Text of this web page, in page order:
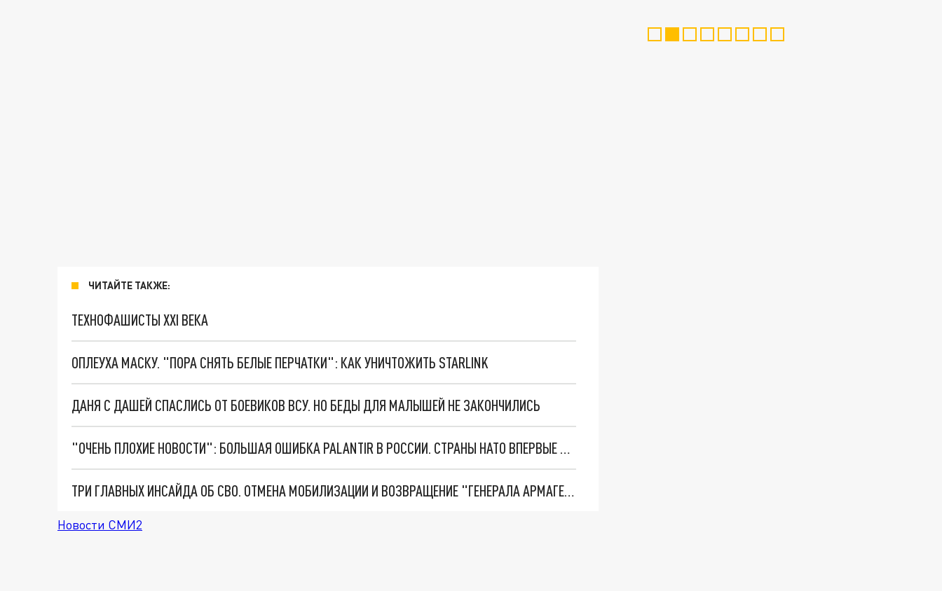
ЧИТАЙТЕ ТАКЖЕ:
ТЕХНОФАШИСТЫ XXI ВЕКА
ОПЛЕУХА МАСКУ. "ПОРА СНЯТЬ БЕЛЫЕ ПЕРЧАТКИ": КАК УНИЧТОЖИТЬ STARLINK
ДАНЯ С ДАШЕЙ СПАСЛИСЬ ОТ БОЕВИКОВ ВСУ. НО БЕДЫ ДЛЯ МАЛЫШЕЙ НЕ ЗАКОНЧИЛИСЬ
"ОЧЕНЬ ПЛОХИЕ НОВОСТИ": БОЛЬШАЯ ОШИБКА PALANTIR В РОССИИ. СТРАНЫ НАТО ВПЕРВЫЕ ЗА СВО ОСТАНОВИЛИ ПОСТАВКИ ОРУЖИЯ. ВСУ ТЕРЯЮТ ПРИГРАНИЧЬЕ?
ТРИ ГЛАВНЫХ ИНСАЙДА ОБ СВО. ОТМЕНА МОБИЛИЗАЦИИ И ВОЗВРАЩЕНИЕ "ГЕНЕРАЛА АРМАГЕДДОНА"? ОТЛИЧНЫЕ НОВОСТИ, КОТОРЫЕ ЖДАЛИ ВСЕ
Новости СМИ2